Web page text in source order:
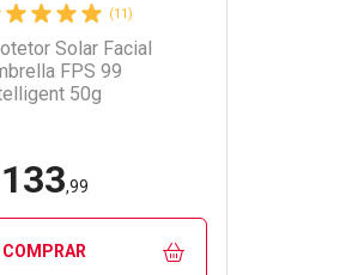
(11)
Solar Facial
FPS 99
50g
133,99
COMPRAR